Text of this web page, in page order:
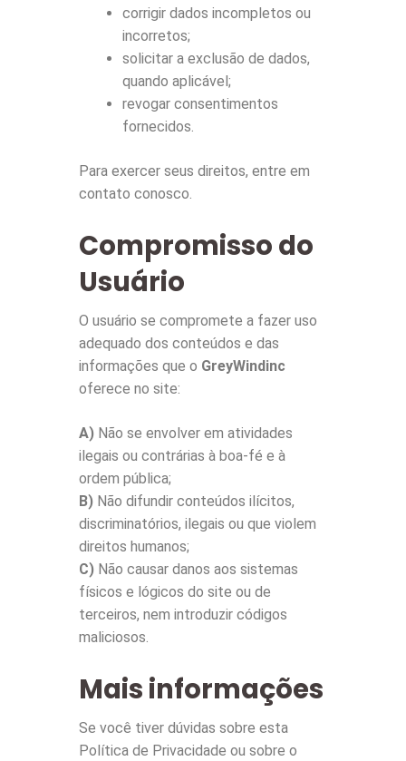
corrigir dados incompletos ou
incorretos;
solicitar a exclusão de dados,
quando aplicável;
revogar consentimentos
fornecidos.
Para exercer seus direitos, entre em
contato conosco.
Compromisso do
Usuário
O usuário se compromete a fazer uso
adequado dos conteúdos e das
informações que o GreyWindinc
oferece no site:
A) Não se envolver em atividades
ilegais ou contrárias à boa-fé e à
ordem pública;
B) Não difundir conteúdos ilícitos,
discriminatórios, ilegais ou que violem
direitos humanos;
C) Não causar danos aos sistemas
físicos e lógicos do site ou de
terceiros, nem introduzir códigos
maliciosos.
Mais informações
Se você tiver dúvidas sobre esta
Política de Privacidade ou sobre o